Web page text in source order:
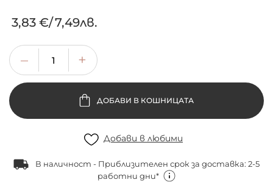
3,83 €/7,49лв.
ДОБАВИ В КОШНИЦАТА
Добави в любими
В наличност - Приблизителен срок за доставка: 2-5
работни дни*